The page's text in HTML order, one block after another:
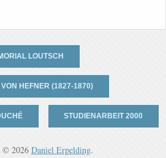
LOUTSCH
VON HEFNER (1827-1870)
STUDIENARBEIT 2000
© 2026 Daniel Erpelding.